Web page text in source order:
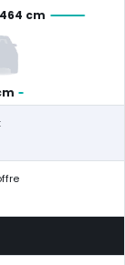
464 cm